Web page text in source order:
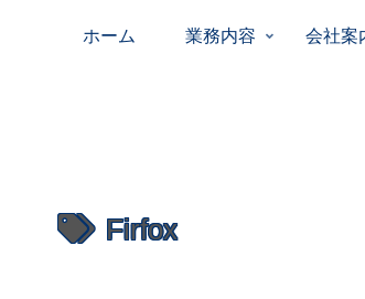
ホーム 業務内容 会社案
Firfox